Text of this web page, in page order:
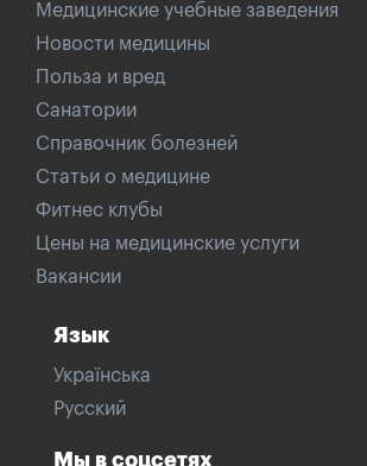
Медицинские учебные заведения
Новости медицины
Польза и вред
Санатории
Справочник болезней
Статьи о медицине
Фитнес клубы
Цены на медицинские услуги
Вакансии
Язык
Українська
Русский
Мы в соцсетях